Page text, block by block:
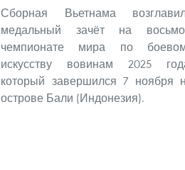
Сборная Вьетнама
медальный зачёт на
чемпионате мира по
искусству вовинам 2025
который завершился 7 ноября
острове Бали (Индонезия).